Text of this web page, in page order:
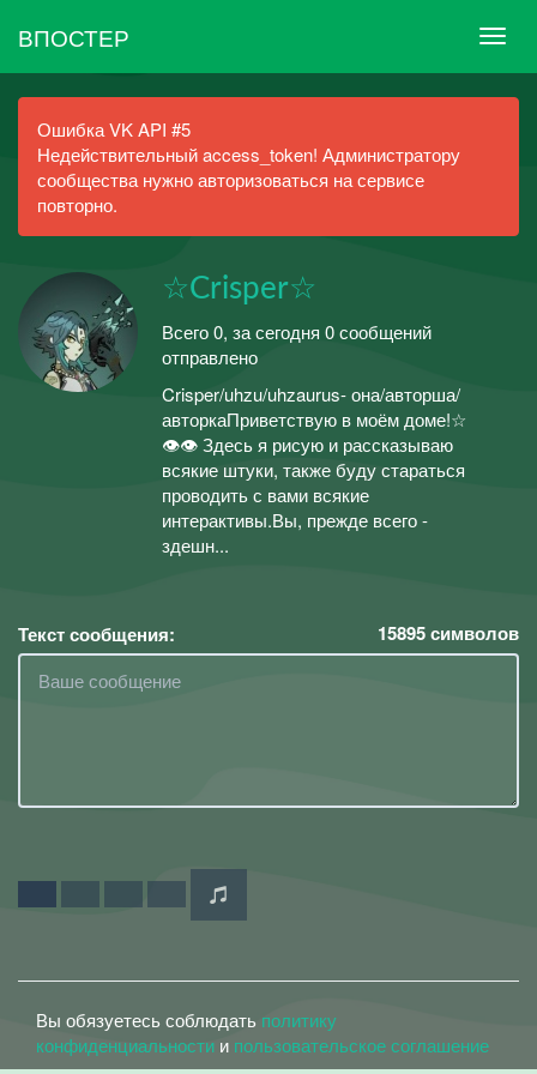
ВПОСТЕР
Ошибка VK API #5
Недействительный access_token! Администратору
сообщества нужно авторизоваться на сервисе
повторно.
☆Crisper☆
Всего 0, за сегодня 0 сообщений
отправлено
Crisper/uhzu/uhzaurus- она/авторша/
авторкаПриветствую в моём доме!☆
👁👁 Здесь я рисую и рассказываю
всякие штуки, также буду стараться
проводить с вами всякие
интерактивы.Вы, прежде всего -
здешн...
Текст сообщения: 15895символов
Вы обязуетесь соблюдать политику
конфиденциальности и пользовательское соглашение